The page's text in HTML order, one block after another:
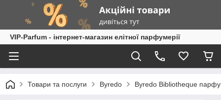
VIP-Parfum - інтернет-магазин елітної парфумерії
Товари та послуги Byredo Byredo Bibliotheque